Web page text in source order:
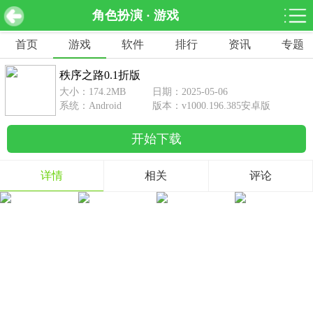
角色扮演 · 游戏
网游分类 软件分类
休闲益智
462款游戏
赛车竞速
122款游戏
43款游戏
1642款游戏
动作射击
351款游戏
69款游戏
经营养成
策略塔防
冒险解谜
首页 游戏 软件 排行 资讯 专题
秩序之路0.1折版 v1000.196.385安卓版 下载
秩序之路0.1折版
大小：174.2MB
日期：2025-05-06
系统：Android
版本：v1000.196.385安卓版
开始下载
详情 相关 评论